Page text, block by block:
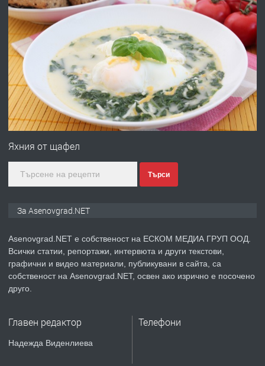
преди 10 месеца
ПРЕДЛАГА
Професионална броячна машина -
със сертификат от ЕЦБ
преди 1 година
ПРЕДЛАГА
Професионална зеленчукорезачка
преди 2 години
ПРЕДЛАГА
Давам индивидуалани уроци по
ремонт на покриви
Яхния от щафел
Търси
За Asenovgrad.NET
Asenovgrad.NET е собственост на ЕСКОМ МЕДИА ГРУП ООД.
Всички статии, репортажи, интервюта и други текстови,
графични и видео материали, публикувани в сайта, са
собственост на Asenovgrad.NET, освен ако изрично е посочено
друго.
Главен редактор
Надежда Виденлиева
Телефони